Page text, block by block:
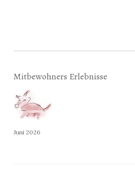
Mitbewohners Erlebnisse
Juni 2026